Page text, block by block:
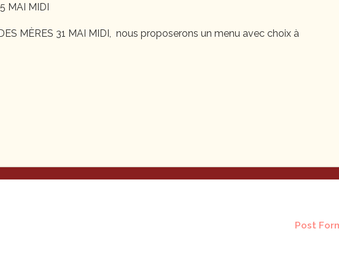
Post
MAI MIDI
MÈRES 31 MAI MIDI, nous proposerons un menu avec choix à